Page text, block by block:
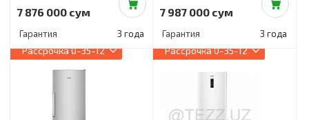
7 876 000 сум
Гарантия 3 года
7 987 000 сум
Гарантия 3 года
Рассрочка0-35-12 Рассрочка0-35-12